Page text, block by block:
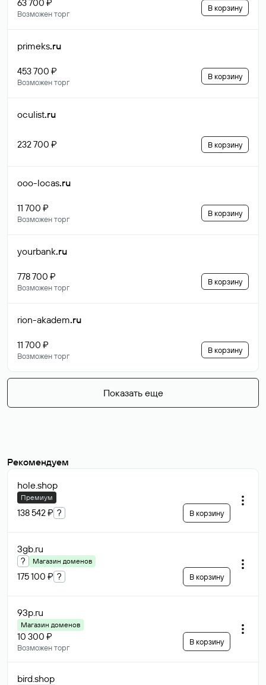
63 700 ₽
Возможен торг
В корзину
primeks.ru
453 700 ₽
Возможен торг
В корзину
oculist.ru
232 700 ₽ В корзину
ooo-locas.ru
11 700 ₽
Возможен торг
В корзину
yourbank.ru
778 700 ₽
Возможен торг
В корзину
rion-akadem.ru
11 700 ₽
Возможен торг
В корзину
Показать еще
Рекомендуем
hole.shop
Премиум
138 542 ₽ ? В корзину
3gb.ru
? Магазин доменов
175 100 ₽ ? В корзину
93p.ru
Магазин доменов
10 300 ₽
Возможен торг
В корзину
bird.shop